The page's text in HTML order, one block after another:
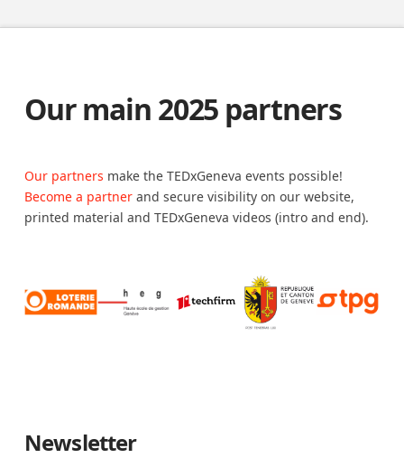
Our main 2025 partners
Our partners make the TEDxGeneva events possible!
Become a partnerand secure visibility on our website,
printed material and TEDxGeneva videos (intro and end).
Newsletter